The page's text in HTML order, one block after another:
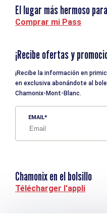
El lugar más hermoso
Comprar mi Pass
¡Recibe ofertas y
¡Recibe la información en
en exclusiva abonándote al
Chamonix-Mont-Blanc.
EMAIL
Chamonix en el bolsillo
Télécharger l'appli